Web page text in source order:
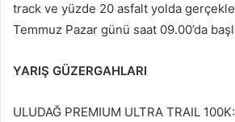
track ve yüzde 20 asfalt yolda
Temmuz Pazar günü saat 09.00’da
YARIŞ GÜZERGAHLARI
ULUDAĞ PREMIUM ULTRA TRAIL